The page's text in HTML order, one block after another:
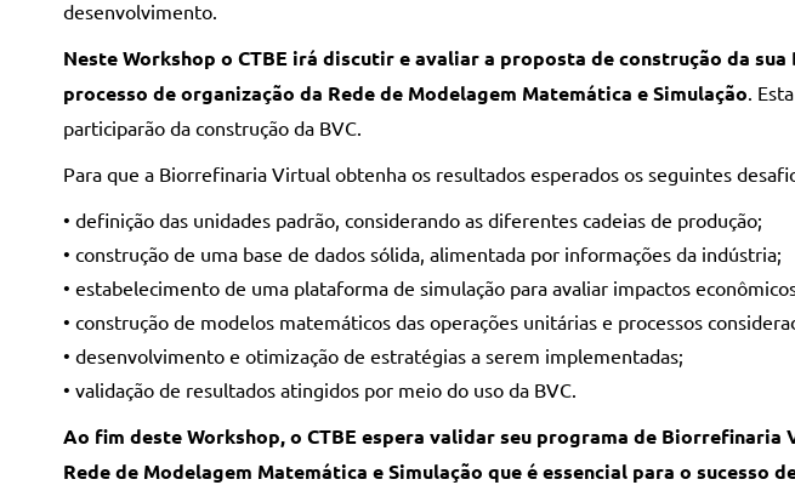
desenvolvimento.
Neste Workshop o CTBE irá discutir e avaliar a proposta de construção da
processo de organização da Rede de Modelagem Matemática e Simulação.
participarão da construção da BVC.
Para que a Biorrefinaria Virtual obtenha os resultados esperados os seguintes
• definição das unidades padrão, considerando as diferentes cadeias de produção;
• construção de uma base de dados sólida, alimentada por informações da indústria;
• estabelecimento de uma plataforma de simulação para avaliar impactos
• construção de modelos matemáticos das operações unitárias e processos
• desenvolvimento e otimização de estratégias a serem implementadas;
• validação de resultados atingidos por meio do uso da BVC.
Ao fim deste Workshop, o CTBE espera validar seu programa de
Rede de Modelagem Matemática e Simulação que é essencial para o sucesso